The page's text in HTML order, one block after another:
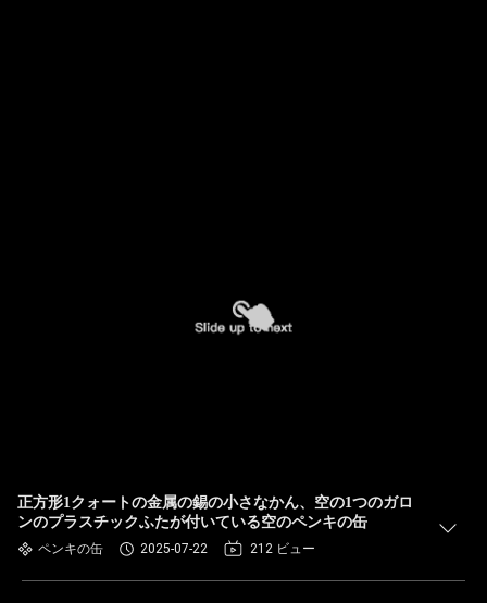
正方形1クォートの金属の錫の小さなかん、空の1つのガロ
ンのプラスチックふたが付いている空のペンキの缶
ペンキの缶 2025-07-22 212 ビュー